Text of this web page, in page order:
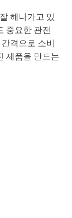
해나가고 있
중요한 관전
격으로 소비
제품을 만드는